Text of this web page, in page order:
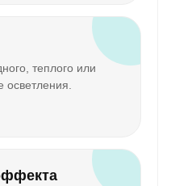
теплого или
осветления.